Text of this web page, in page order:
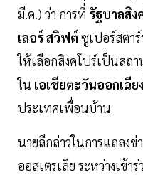
มี.ค.) ว่า การที่ รัฐบาลสิง
เลอร์ สวิฟต์ ซูเปอร์สตา
ให้เลือกสิงคโปร์เป็นสถ
ใน เอเชียตะวันออกเฉีย
ประเทศเพื่อนบ้าน
นายลีกล่าวในการแถลงข่
ออสเตรเลีย ระหว่างเข้